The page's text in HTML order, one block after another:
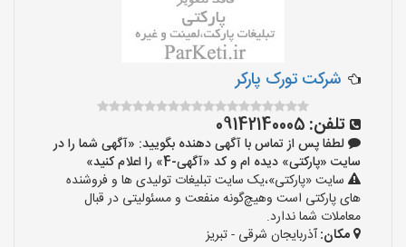
شرکت تورک پارکر
تلفن: 09142140005
لطفا پس از تماس با آگهی دهنده بگویید: «آگهی شما را در
سایت «پارکتی» دیده ام و کد «آگهی-4» را اعلام کنید»
سایت «پارکتی»،یک سایت تبلیغات تولیدی ها و فروشنده
های پارکتی است وهیچ‌گونه منفعت و مسئولیتی در قبال
معاملات شما ندارد.
مکان:آذربایجان شرقی - تبریز